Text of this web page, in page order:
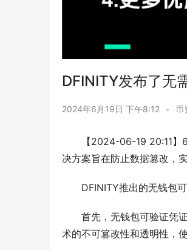
DFINITY发布了无
2024年6月19日 下午8:12 • 币
【2024-06-19 20:11
决方案旨在防止数据篡改，
DFINITY推出的无钱包
首先，无钱包可验证凭
术的不可篡改性和透明性，